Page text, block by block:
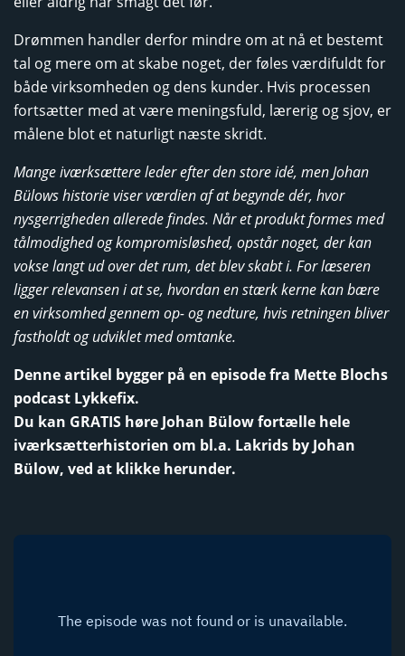
Drømmen handler derfor mindre om at nå et bestemt
tal og mere om at skabe noget, der føles værdifuldt for
både virksomheden og dens kunder. Hvis processen
fortsætter med at være meningsfuld, lærerig og sjov, er
målene blot et naturligt næste skridt.
Mange iværksættere leder efter den store idé, men Johan
Bülows historie viser værdien af at begynde dér, hvor
nysgerrigheden allerede findes. Når et produkt formes med
tålmodighed og kompromisløshed, opstår noget, der kan
vokse langt ud over det rum, det blev skabt i. For læseren
ligger relevansen i at se, hvordan en stærk kerne kan bære
en virksomhed gennem op- og nedture, hvis retningen bliver
fastholdt og udviklet med omtanke.
Denne artikel bygger på en episode fra Mette Blochs
podcast Lykkefix.
Du kan GRATIS høre Johan Bülow fortælle hele
iværksætterhistorien om bl.a. Lakrids by Johan
Bülow, ved at klikke herunder.